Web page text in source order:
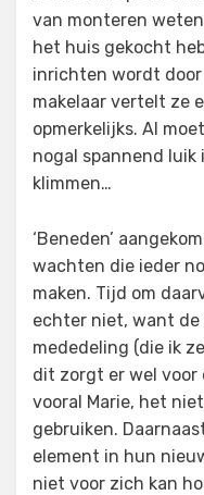
van monteren
het huis gekocht
inrichten wordt door
makelaar vertelt ze
opmerkelijks. Al
nogal spannend luik
klimmen…
‘Beneden’
wachten die ieder
maken. Tijd om
echter niet, want
mededeling (die ik
dit zorgt er wel voor
vooral Marie, het
gebruiken.
element in hun
niet voor zich kan